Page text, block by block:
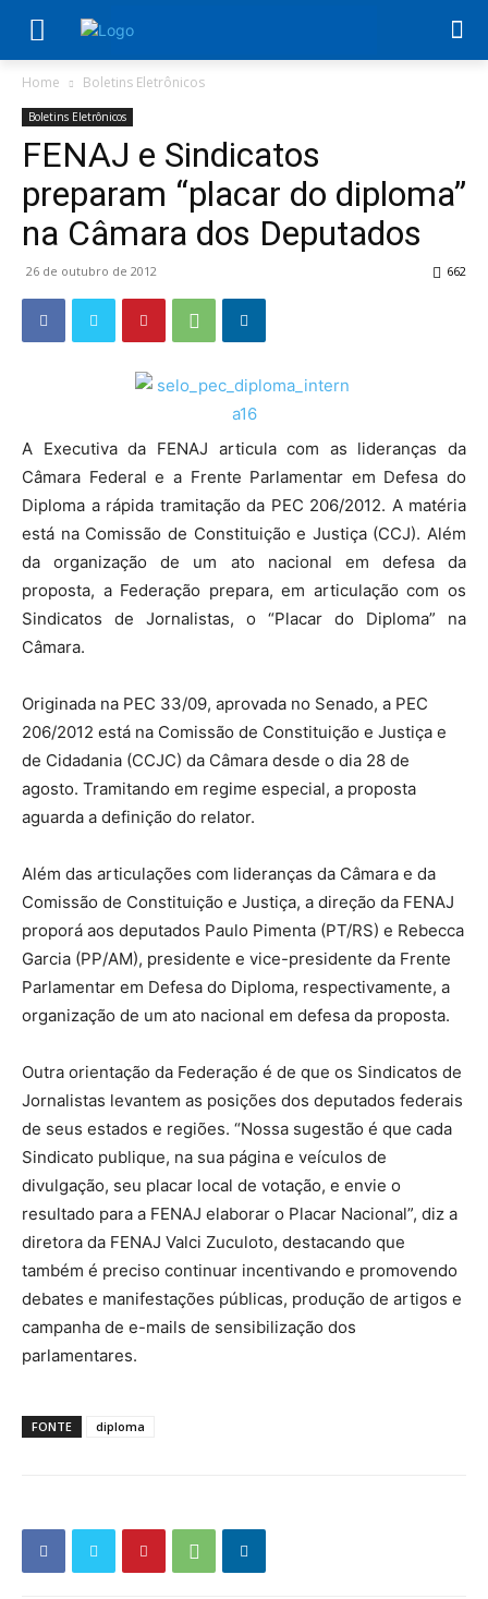
Home Boletins Eletrônicos
Boletins Eletrônicos
FENAJ e Sindicatos
preparam “placar do diploma”
na Câmara dos Deputados
26 de outubro de 2012 662
A Executiva da FENAJ articula com as lideranças da
Câmara Federal e a Frente Parlamentar em Defesa do
Diploma a rápida tramitação da PEC 206/2012. A matéria
está na Comissão de Constituição e Justiça (CCJ). Além
da organização de um ato nacional em defesa da
proposta, a Federação prepara, em articulação com os
Sindicatos de Jornalistas, o “Placar do Diploma” na
Câmara.
Originada na PEC 33/09, aprovada no Senado, a PEC
206/2012 está na Comissão de Constituição e Justiça e
de Cidadania (CCJC) da Câmara desde o dia 28 de
agosto. Tramitando em regime especial, a proposta
aguarda a definição do relator.
Além das articulações com lideranças da Câmara e da
Comissão de Constituição e Justiça, a direção da FENAJ
proporá aos deputados Paulo Pimenta (PT/RS) e Rebecca
Garcia (PP/AM), presidente e vice-presidente da Frente
Parlamentar em Defesa do Diploma, respectivamente, a
organização de um ato nacional em defesa da proposta.
Outra orientação da Federação é de que os Sindicatos de
Jornalistas levantem as posições dos deputados federais
de seus estados e regiões. “Nossa sugestão é que cada
Sindicato publique, na sua página e veículos de
divulgação, seu placar local de votação, e envie o
resultado para a FENAJ elaborar o Placar Nacional”, diz a
diretora da FENAJ Valci Zuculoto, destacando que
também é preciso continuar incentivando e promovendo
debates e manifestações públicas, produção de artigos e
campanha de e-mails de sensibilização dos
parlamentares.
FONTE diploma